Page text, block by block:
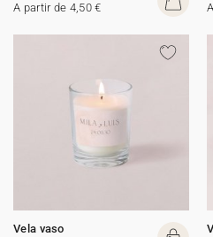
A partir de 4,50 €
Vela vaso